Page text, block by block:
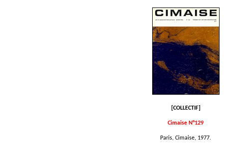
[COLLECTIF]
Cimaise N°129
Paris, Cimaise, 1977.